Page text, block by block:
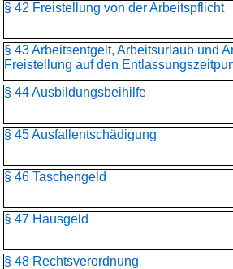
§ 42 Freistellung von der Arbeitspflicht
§ 43 Arbeitsentgelt, Arbeitsurlaub und
Freistellung auf den
§ 44 Ausbildungsbeihilfe
§ 45 Ausfallentschädigung
§ 46 Taschengeld
§ 47 Hausgeld
§ 48 Rechtsverordnung